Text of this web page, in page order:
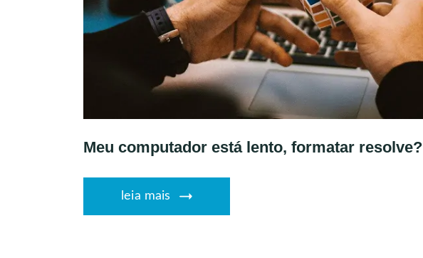
Meu computador está lento, formatar resolve?
leia mais